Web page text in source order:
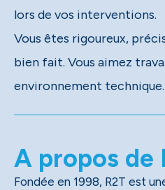
lors de vos interventions.
Vous êtes rigoureux,
bien fait. Vous aimez
environnement technique.
A propos de
Fondée en 1998, R2T est